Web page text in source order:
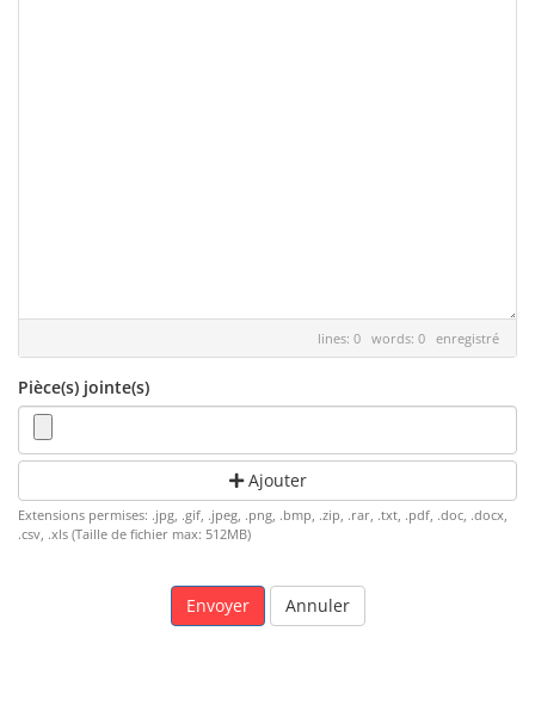
lines: 0 words: 0 enregistré
Pièce(s) jointe(s)
Ajouter
Extensions permises: .jpg, .gif, .jpeg, .png, .bmp, .zip, .rar, .txt, .pdf, .doc, .docx,
.csv, .xls (Taille de fichier max: 512MB)
Annuler